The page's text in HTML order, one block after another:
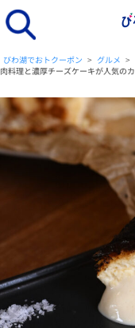
びわ湖でおトクーポン > グルメ >
肉料理と濃厚チーズケーキが人気の